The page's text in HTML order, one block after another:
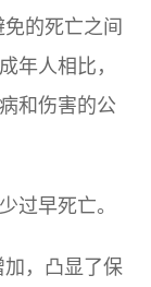
的死亡之间
年人相比，
和伤害的公
过早死亡。
加，凸显了保